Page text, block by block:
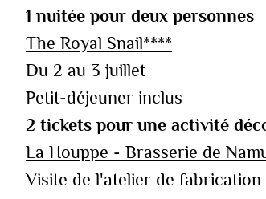
1 nuitée pour deux personnes
The Royal Snail****
Du 2 au 3 juillet
Petit-déjeuner inclus
2 tickets pour une activité
La Houppe - Brasserie de
Visite de l'atelier de fabrication